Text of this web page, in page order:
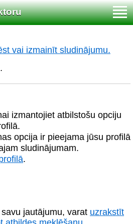
vai izmainīt sludinājumu.
izmantojiet atbilstošu opciju
opcija ir pieejama jūsu profilā
sludinājumam.
.
jautājumu, varat uzrakstīt